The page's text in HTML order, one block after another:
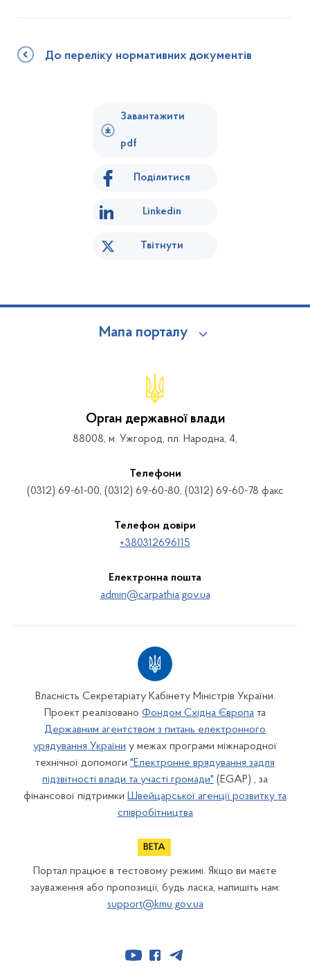
До переліку нормативних документів
Завантажити
pdf
Поділитися
Linkedin
Твітнути
Мапа порталу
Орган державної влади
88008, м. Ужгород, пл. Народна, 4,
Телефони
(0312) 69-61-00, (0312) 69-60-80, (0312) 69-60-78 факс
Телефон довіри
+380312696115
Електронна пошта
admin@carpathia.gov.ua
Власність Секретаріату Кабінету Міністрів України.
Проект реалізовано Фондом Східна Європа та
Державним агентством з питань електронного
урядування України у межах програми міжнародної
технічної допомоги "Електронне врядування задля
підзвітності влади та участі громади" (EGAP) , за
фінансової підтримки Швейцарської агенції розвитку та
співробітництва
Портал працює в тестовому режимі. Якщо ви маєте
зауваження або пропозиції, будь ласка, напишіть нам:
support@kmu.gov.ua